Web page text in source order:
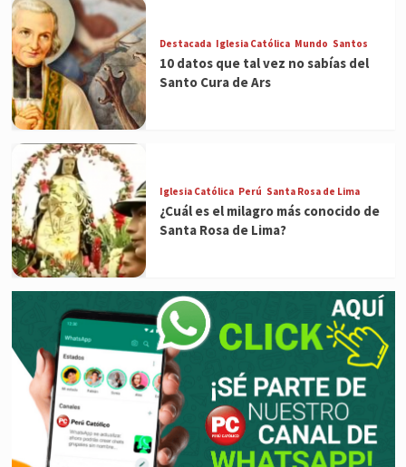
Destacada Iglesia Católica Mundo Santos
10 datos que tal vez no sabías del
Santo Cura de Ars
Iglesia Católica Perú Santa Rosa de Lima
¿Cuál es el milagro más conocido de
Santa Rosa de Lima?